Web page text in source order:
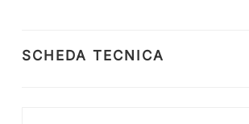
SCHEDA TECNICA